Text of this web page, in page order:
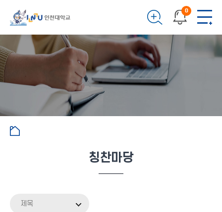
0
칭찬마당
제목